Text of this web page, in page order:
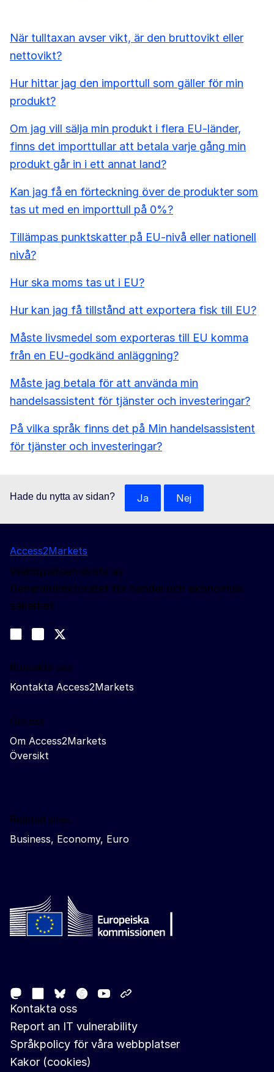
När tulltaxan avser vikt, är den bruttovikt eller
nettovikt?
Hur hittar jag den importtull som gäller för min
produkt?
Om jag vill sälja min produkt i flera EU-länder,
finns det importtullar att betala varje gång min
produkt går in i ett annat land?
Kan jag få en förteckning över de produkter som
tas ut med en importtull på 0%?
Tillämpas punktskatter på EU-nivå eller nationell
nivå?
Hur ska moms tas ut i EU?
Hur kan jag få tillstånd att exportera fisk till EU?
Måste livsmedel som exporteras till EU komma
från en EU-godkänd anläggning?
Måste jag betala för att använda min
handelsassistent för tjänster och investeringar?
På vilka språk finns det på Min handelsassistent
för tjänster och investeringar?
Hade du nytta av sidan? Ja Nej
Access2Markets
Webbplatsen sköts av
Generaldirektoratet för handel och ekonomisk
säkerhet
Join us on LinkedIn
Trade-Off podcast
Kontakta oss
Kontakta Access2Markets
Om oss
Om Access2Markets
Översikt
Related sites
Business, Economy, Euro
MastodonLinkedIn
Bluesky
Facebook
Youtube
Kontakta oss
Report an IT vulnerability
Språkpolicy för våra webbplatser
Kakor (cookies)